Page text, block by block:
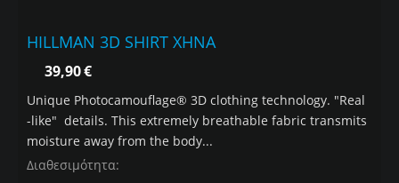
HILLMAN 3D SHIRT ΧΗΝΑ
39,90€
Unique Photocamouflage® 3D clothing technology. "Real
-like" details. This extremely breathable fabric transmits
moisture away from the body...
Διαθεσιμότητα: